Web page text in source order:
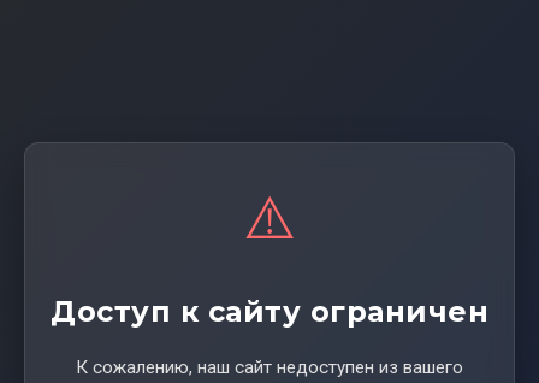
⚠️
Доступ к сайту ограничен
К сожалению, наш сайт недоступен из вашего